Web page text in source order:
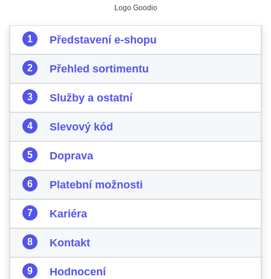
Logo Goodio
Představení e-shopu
Přehled sortimentu
Služby a ostatní
Slevový kód
Doprava
Platební možnosti
Kariéra
Kontakt
Hodnocení